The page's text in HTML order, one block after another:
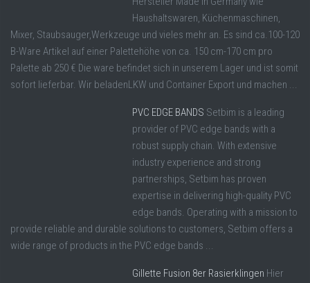
Haushaltswaren, Küchenmaschinen,
Mixer, Staubsauger,Werkzeuge und vieles mehr an. Es sind ca.100-120
B-Ware Artikel auf einer Palettehöhe von ca. 150 cm-170 cm pro
Palette ab 250 € Die ware befindet sich in unserem Lager und ist somit
sofort lieferbar. Wir beladenLKW und Container Export und machen ...
PVC EDGE BANDS Setbim is a leading
provider of PVC edge bands with a
robust supply chain. With extensive
industry experience and strong
partnerships, Setbim has proven
expertise in delivering high-quality PVC
edge bands. Operating with a mission to
provide reliable and durable solutions to customers, Setbim offers a
wide range of products in the PVC edge bands ...
Gillette Fusion 8er Rasierklingen Hier